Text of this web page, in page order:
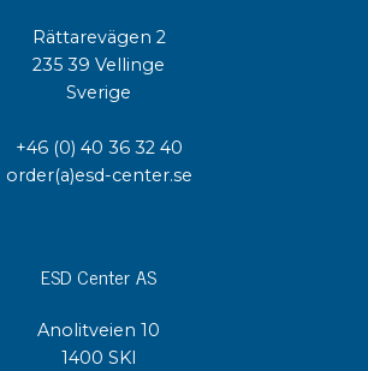
Rättarevägen 2
235 39 Vellinge
Sverige
+46 (0) 40 36 32 40
order(a)esd-center.se
ESD Center AS
Anolitveien 10
1400 SKI